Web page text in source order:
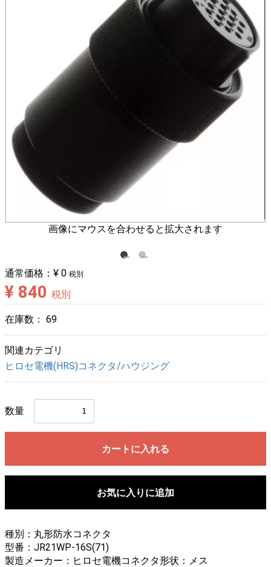
画像にマウスを合わせると拡大されます
通常価格： ¥ 0 税別
¥ 840 税別
在庫数： 69
関連カテゴリ
ヒロセ電機(HRS)コネクタ/ハウジング
数量
カートに入れる
お気に入りに追加
種別：丸形防水コネクタ
型番：JR21WP-16S(71)
製造メーカー：ヒロセ電機コネクタ形状：メス